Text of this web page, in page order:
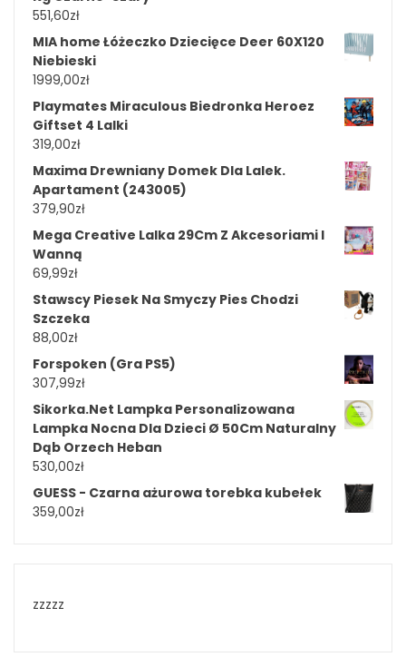
551,60zł
MIA home Łóżeczko Dziecięce Deer 60X120
Niebieski
1999,00zł
Playmates Miraculous Biedronka Heroez
Giftset 4 Lalki
319,00zł
Maxima Drewniany Domek Dla Lalek.
Apartament (243005)
379,90zł
Mega Creative Lalka 29Cm Z Akcesoriami I
Wanną
69,99zł
Stawscy Piesek Na Smyczy Pies Chodzi
Szczeka
88,00zł
Forspoken (Gra PS5)
307,99zł
Sikorka.Net Lampka Personalizowana
Lampka Nocna Dla Dzieci Ø 50Cm Naturalny
Dąb Orzech Heban
530,00zł
GUESS - Czarna ażurowa torebka kubełek
359,00zł
zzzzz